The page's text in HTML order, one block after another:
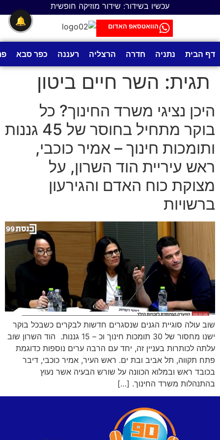
עכשיו בשידור: שידור מוזיקה חופשית
הוואטסאפ האדום
דף הבית נתניה חדרה הרצליה רעננה כפר סבא
תגית: השר חיים ביטון
היכן נציגי משרד החינוך? כל
בוקר מתחיל בחוסר של 45 גננות
ותומכות חינוך – אמיר כוכבי,
ראש עיריית הוד השרון, על
מצוקת כוח האדם והגירעון
ברשויות
שוב עולה סוגיית הגנים שנסגרים חדשות לבקרים כשבכל בוקר
ישנו מחסור של 30 תומכות חינוך וכ – 15 גננות. הוד השרון שוב
עלתה לכותרות בעניין זה, יחד עם הרבה ערים נוספות כדוגמת
פתח תקווה, תל אביב ובת ים. ראש העיר, אמיר כוכבי, דיבר
בכובד ראש ובמלוא הכוונה על שורש הבעיה אשר נעוץ
בהתנהלות משרד החינוך. […]
🔔